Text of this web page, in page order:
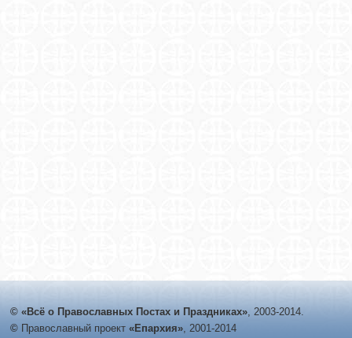
© «Всё о Православных Постах и Праздниках», 2003-2014.
© Православный проект «Епархия», 2001-2014